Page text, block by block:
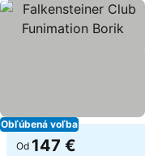
Obľúbená voľba
Od 147 €